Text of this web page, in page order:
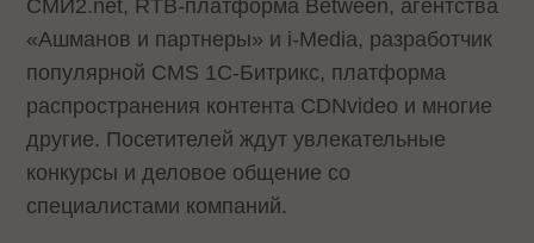
СМИ2.net, RTB-платформа Between, агентства
«Ашманов и партнеры» и i-Media, разработчик
популярной CMS 1С-Битрикс, платформа
распространения контента CDNvideo и многие
другие. Посетителей ждут увлекательные
конкурсы и деловое общение со
специалистами компаний.